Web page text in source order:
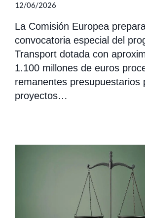
12/06/2026
La Comisión Europea
convocatoria especial del
Transport dotada con
1.100 millones de euros
remanentes presupuestarios
proyectos…